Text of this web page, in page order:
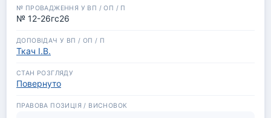
№ 12-26гс26
Ткач І.В.
Повернуто